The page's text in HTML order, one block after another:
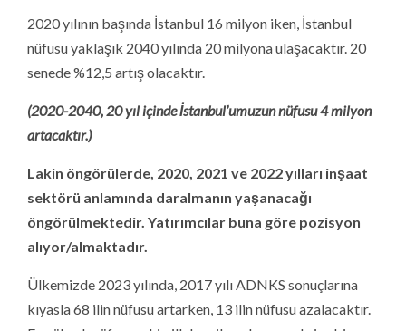
2020 yılının başında İstanbul 16 milyon iken, İstanbul
nüfusu yaklaşık 2040 yılında 20 milyona ulaşacaktır. 20
senede %12,5 artış olacaktır.
(2020-2040, 20 yıl içinde İstanbul’umuzun nüfusu 4 milyon
artacaktır.)
Lakin öngörülerde, 2020, 2021 ve 2022 yılları inşaat
sektörü anlamında daralmanın yaşanacağı
öngörülmektedir. Yatırımcılar buna göre pozisyon
alıyor/almaktadır.
Ülkemizde 2023 yılında, 2017 yılı ADNKS sonuçlarına
kıyasla 68 ilin nüfusu artarken, 13 ilin nüfusu azalacaktır.